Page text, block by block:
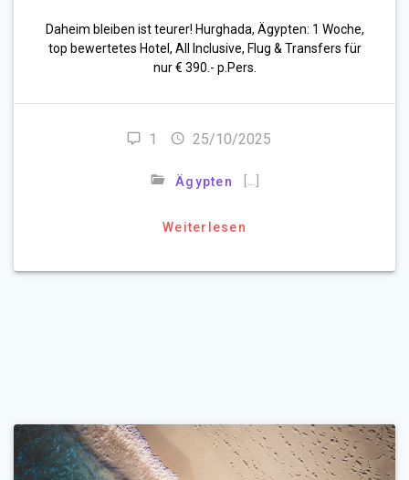
Daheim bleiben ist teurer! Hurghada, Ägypten: 1 Woche,
top bewertetes Hotel, All Inclusive, Flug & Transfers für
nur € 390.- p.Pers.
1 25/10/2025
Ägypten
Weiterlesen